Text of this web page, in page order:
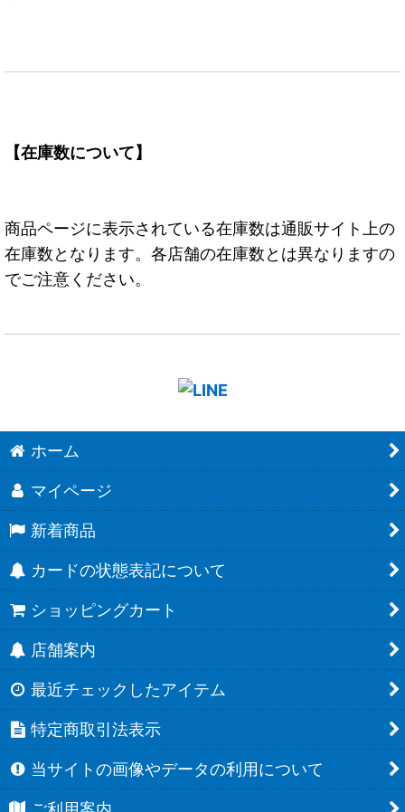
【在庫数について】
商品ページに表示されている在庫数は通販サイト上の
在庫数となります。各店舗の在庫数とは異なりますの
でご注意ください。
ホーム
マイページ
新着商品
カードの状態表記について
ショッピングカート
店舗案内
最近チェックしたアイテム
特定商取引法表示
当サイトの画像やデータの利用について